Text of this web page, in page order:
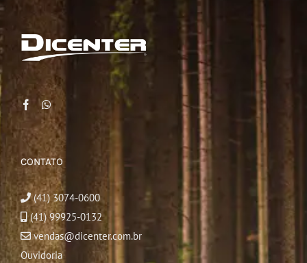
CONTATO
(41) 3074-0600
(41) 99925-0132
vendas@dicenter.com.br
Ouvidoria